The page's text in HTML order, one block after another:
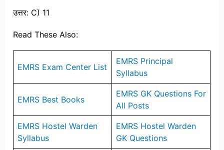
उत्तर: C) 11
Read These Also:
EMRS Exam Center List
EMRS Principal
Syllabus
EMRS Best Books
EMRS GK Questions For
All Posts
EMRS Hostel Warden
Syllabus
EMRS Hostel Warden
GK Questions